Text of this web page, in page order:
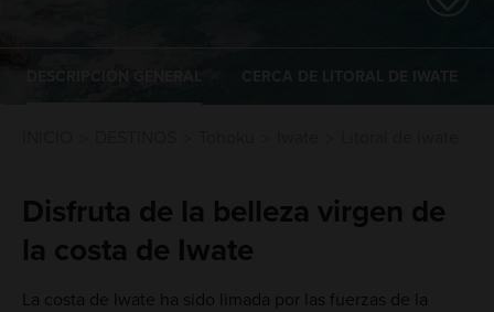
Disfruta de la belleza virgen de
la costa de Iwate
La costa de Iwate ha sido limada por las fuerzas de la